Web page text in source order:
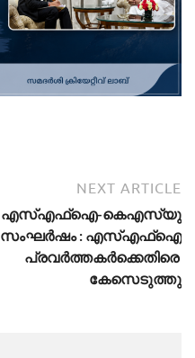
NEXT ARTICLE
എ​സ്എ​ഫ്ഐ-കെ​എ​സ്‌​യു
സംഘർഷം : എ​സ്എ​ഫ്ഐ
പ്ര​വ​ർ​ത്ത​ക​ർ​ക്കെ​തി​രെ
കേസെടുത്തു